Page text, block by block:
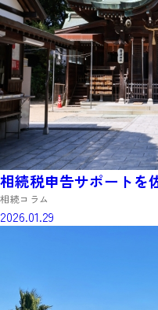
相続税申告サポートを
相続コラム
2026.01.29